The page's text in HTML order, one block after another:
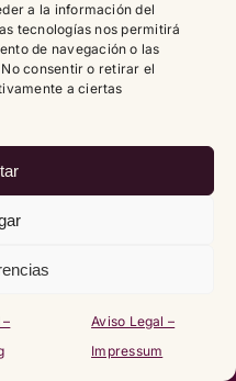
a la información del
tecnologías nos permitirá
de navegación o las
consentir o retirar el
a ciertas
Aviso Legal –
Impressum
(UE)|Política de
|Aviso Legal – Impressum